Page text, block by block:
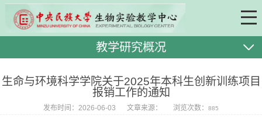
教学研究概况
生命与环境科学学院关于2025年本科生创新训练项目
报销工作的通知
发布时间：2026-06-03 文章来源： 浏览次数：885